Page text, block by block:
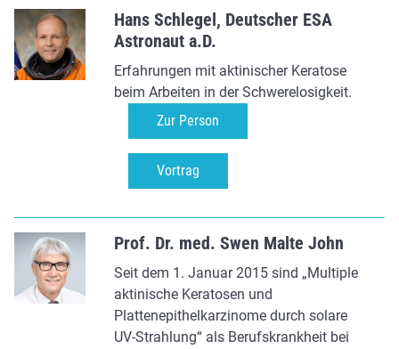
Hans Schlegel, Deutscher ESA
Astronaut a.D.
Erfahrungen mit aktinischer Keratose
beim Arbeiten in der Schwerelosigkeit.
Zur Person
Vortrag
Prof. Dr. med. Swen Malte John
Seit dem 1. Januar 2015 sind „Multiple
aktinische Keratosen und
Plattenepithelkarzinome durch solare
UV-Strahlung“ als Berufskrankheit bei